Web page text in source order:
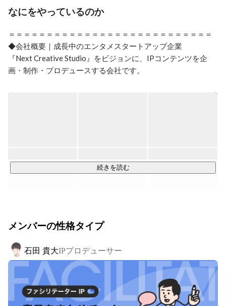
として勤務などを経て、起業。
なにをやっているのか
＝＝＝＝＝＝＝＝＝＝＝＝＝＝＝＝＝＝＝＝＝＝＝＝＝＝＝
◆会社概要｜成長中のエンタメスタートアップ企業
『Next Creative Studio』をビジョンに、IPコンテンツを企
画・制作・プロデュースする会社です。
から大ヒットIPの創出を目指しています。
IPの魅力を最大化するための自社メディアミックス展開を加
チャンネル登録者数270万人
『テイコウペンギン』
チャンネル登録者数190万人
『私立パラの丸高校』
チャンネル登録者数95万人
続きを読む
メンバーの性格タイプ
石田 貴大IPプロデューサー